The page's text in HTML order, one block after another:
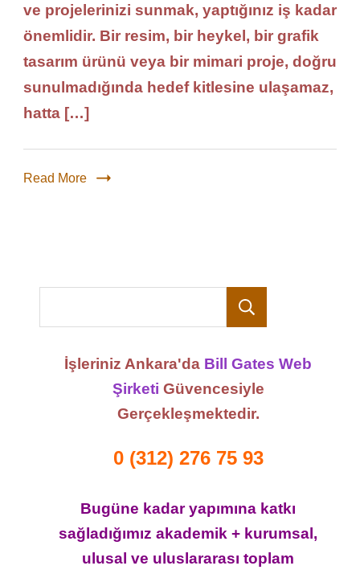
ve projelerinizi sunmak, yaptığınız iş kadar
önemlidir. Bir resim, bir heykel, bir grafik
tasarım ürünü veya bir mimari proje, doğru
sunulmadığında hedef kitlesine ulaşamaz,
hatta […]
Read More
İşleriniz Ankara'da Bill Gates Web
Şirketi Güvencesiyle
Gerçekleşmektedir.
0 (312) 276 75 93
Bugüne kadar yapımına katkı
sağladığımız akademik + kurumsal,
ulusal ve uluslararası toplam